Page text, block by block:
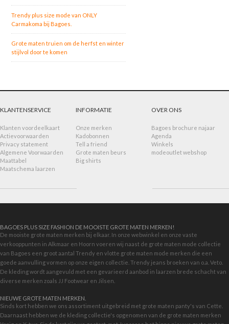
Trendy plus size mode van ONLY
Carmakoma bij Bagoes.
Grote maten truien om de herfst en winter
stijlvol door te komen
KLANTENSERVICE
Klanten voordeelkaart
Actievoorwaarden
Privacy statement
Algemene Voorwaarden
Maattabel
Maatschema laarzen
INFORMATIE
Onze merken
Kadobonnen
Tell a friend
Grote maten beurs
Big shirts
OVER ONS
Bagoes brochure najaar
Agenda
Winkels
modeoutlet webshop
BAGOES PLUS SIZE FASHION DE MOOISTE GROTE MATEN MERKEN!
De mooiste grote maten merken bij elkaar. In onze webwinkel en onze vaste
verkooppunten in Alkmaar en Hoorn voeren wij naast de grote maten mode collectie
van Bagoes een groot aantal Trendy en vlotte grote maten mode merken die een
goede aanvulling vormen op onze eigen collectie. Trendy jeans broeken van o.a. Veto.
De kleding wordt aangevuld met een gevarieerd aanbod in laarzen brede schachtvan
diverse merken zoals JJ Footwear en Jilsen.
NIEUWE GROTE MATEN MERKEN.
Sinds kort hebben we ons assortiment uitgebreid met grote maten panty's van Cette.
Daarnaast hebben we de kleding collectie's opgenomen van de grote maten merken